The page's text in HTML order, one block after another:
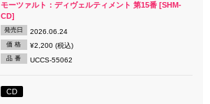
モーツァルト：ディヴェルティメント 第15番 [SHM-
CD]
発売日 2026.06.24
価 格 ¥2,200 (税込)
品 番 UCCS-55062
CD